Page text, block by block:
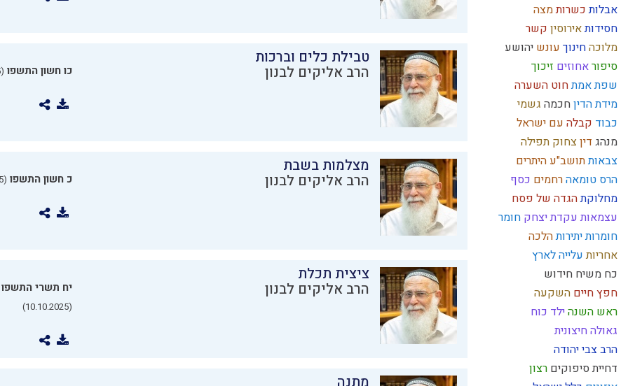
אבלותכשרותמצה
חסידותאירוסין קשר
מלוכהחינוך עונש יהושע
סיפוראחוזים זיכוך
שפת אמתחוט השערה
מידת הדיןחכמה גשמי
כבוד קבלה עם ישראל
מנהג דיןצחוק תפילה
צבאותתושב"ע היתרים
הרס טומאהרחמים כסף
מחלוקתהגדה של פסח
עצמאות עקדת יצחק חומר
חומרות יתירותהלכה
אחריותעלייה לארץ
כח משיח חידוש
חפץ חיים השקעה
ראש השנהילד כוח
גאולה חיצונית
הרב צבי יהודה
דחיית סיפוקים רצון
טבילת כלים וברכות
הרב אליקים לבנון כו חשון התשפו (17.11.2025)
מצלמות בשבת
הרב אליקים לבנון כ חשון התשפו (11.11.2025)
ציצית תכלת
הרב אליקים לבנון יח תשרי התשפו
(10.10.2025)